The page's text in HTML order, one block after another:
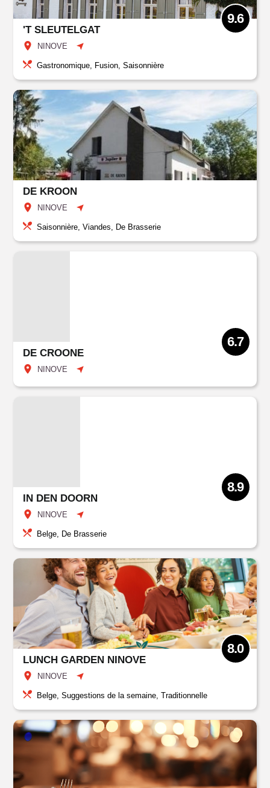
'T SLEUTELGAT
NINOVE
9.6
Gastronomique, Fusion, Saisonnière
DE KROON
NINOVE
Saisonnière, Viandes, De Brasserie
DE CROONE
NINOVE
6.7
IN DEN DOORN
NINOVE
8.9
Belge, De Brasserie
LUNCH GARDEN NINOVE
NINOVE
8.0
Belge, Suggestions de la semaine, Traditionnelle